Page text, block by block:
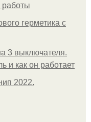
работы
герметика с
3 выключателя.
и как он работает
2022.